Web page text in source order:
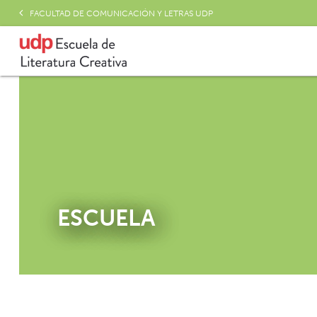
FACULTAD DE COMUNICACIÓN Y LETRAS UDP
ESCUELA